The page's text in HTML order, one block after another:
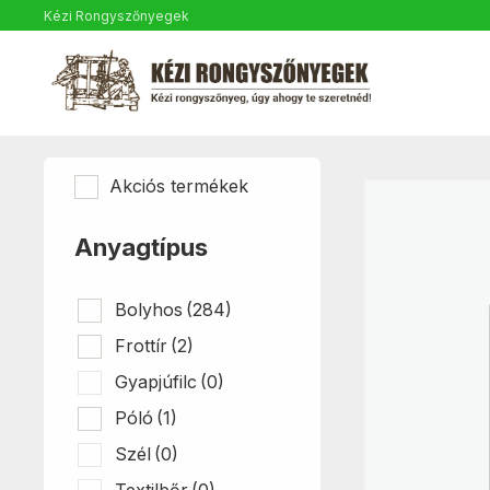
Kézi Rongyszőnyegek
Akciós termékek
Anyagtípus
Bolyhos (284)
Frottír (2)
Gyapjúfilc (0)
Póló (1)
Szél (0)